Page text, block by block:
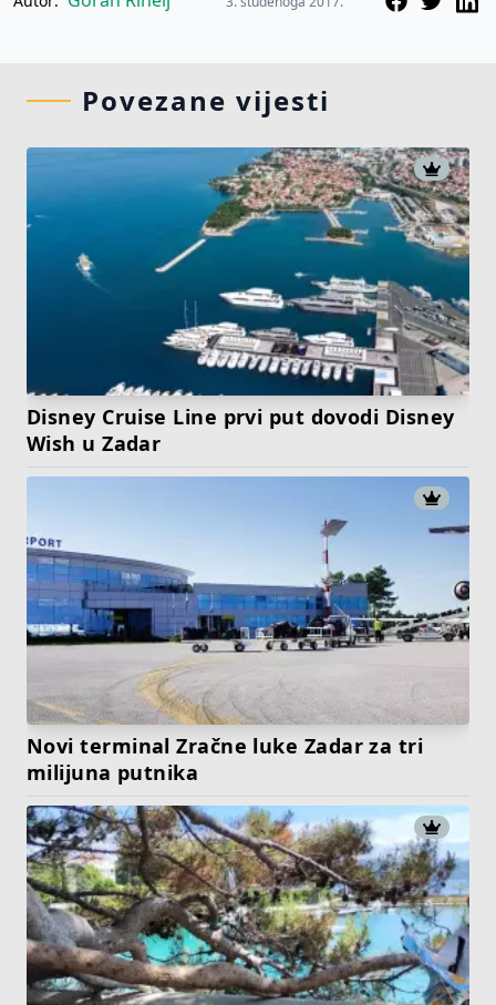
Povezane vijesti
Disney Cruise Line prvi put dovodi Disney
Wish u Zadar
Novi terminal Zračne luke Zadar za tri
milijuna putnika